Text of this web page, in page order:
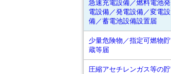
急速充電設備／燃料電池発
電設備／発電設備／変電設
備／蓄電池設備設置届
少量危険物／指定可燃物貯
蔵等届
圧縮アセチレンガス等の貯